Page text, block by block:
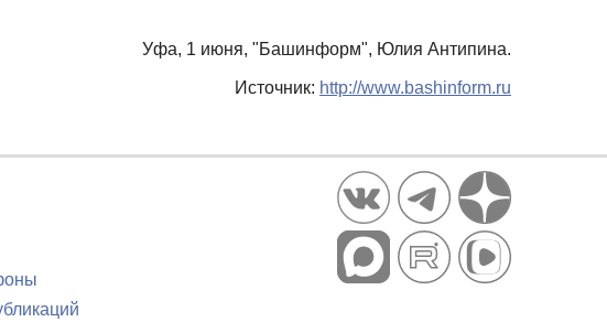
Уфа, 1 июня, "Башинформ", Юлия Антипина.
Источник: http://www.bashinform.ru